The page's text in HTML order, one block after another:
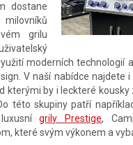
dostane
grilu
moderních technologií
V naší nabídce najdete i
kterými by i leckteré kousky
této skupiny patří
luxusnígrily Prestige,
které svým výkonem a